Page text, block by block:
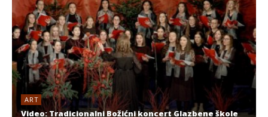
ART
Video: Tradicionalni Božićni koncert Glazbene škole